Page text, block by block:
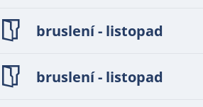
bruslení - listopad
bruslení - listopad